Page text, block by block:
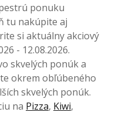
ponuku
tu nakúpite aj
si aktuálny akciový
- 12.08.2026.
skvelých ponúk a
okrem obľúbeného
skvelých ponúk.
na Pizza, Kiwi,